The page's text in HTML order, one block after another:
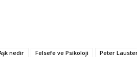
nedir Felsefe ve Psikoloji Peter